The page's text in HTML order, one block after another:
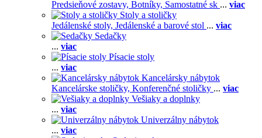
Predsieňové zostavy, Botníky, Samostatné sk ... viac
Stoly a stoličky
Jedálenské stoly, Jedálenské a barové stol ... viac
Sedačky
... viac
Písacie stoly
... viac
Kancelársky nábytok
Kancelárske stoličky, Konferenčné stoličky ... viac
Vešiaky a doplnky
... viac
Univerzálny nábytok
... viac